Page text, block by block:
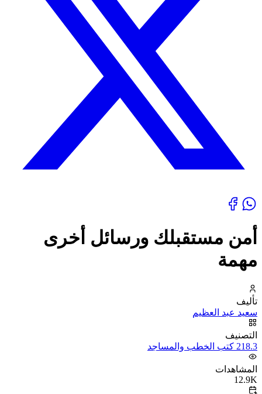
أمن مستقبلك ورسائل أخرى
مهمة
تأليف
سعيد عبد العظيم
التصنيف
218.3 كتب الخطب والمساجد
المشاهدات
12.9K